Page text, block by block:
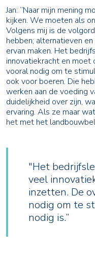
Jan: “Naar mijn mening
kijken. We moeten als
Volgens mij is de
hebben; alternatieven
ervan maken. Het
innovatiekracht en moet
vooral nodig om te
ook voor boeren. Die
werken aan de voeding
duidelijkheid over zijn,
ervaring. Als ze maar
het met het
"Het
veel
inzetten. De
nodig om te
nodig is.”